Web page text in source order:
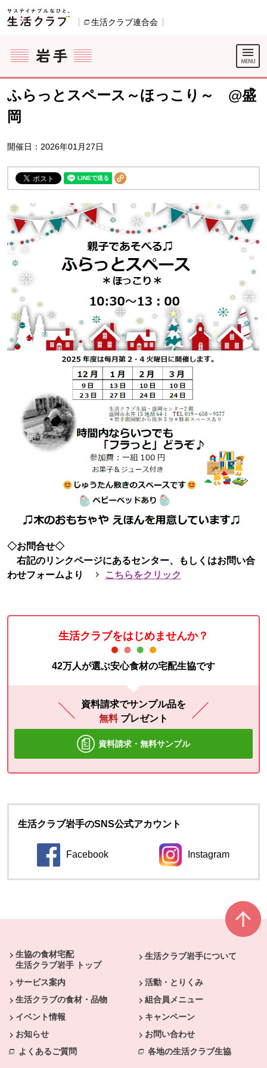
ページの先頭です。
生活クラブ連合会
ふらっとスペース～ほっこり～ @盛
岡
開催日：2026年01月27日
◇お問合せ◇
右記のリンクページにあるセンター、もしくはお問い合
わせフォームより
こちらをクリック
生活クラブをはじめませんか？
42万人が選ぶ安心食材の宅配生協です
資料請求でサンプル品を
無料 プレゼント
資料請求・無料サンプル
生活クラブ岩手のSNS公式アカウント
Facebook Instagram
生協の食材宅配
生活クラブ岩手 トップ
生活クラブ岩手について
サービス案内
活動・とりくみ
生活クラブの食材・品物
組合員メニュー
イベント情報
キャンペーン
お知らせ
お問い合わせ
よくあるご質問
各地の生活クラブ生協